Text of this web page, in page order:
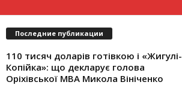
Последние публикации
110 тисяч доларів готівкою і «Жигулі-
Копійка»: що декларує голова
Оріхівської МВА Микола Вініченко